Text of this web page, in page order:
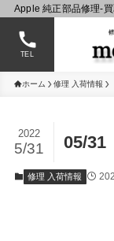
Apple 純正部品修理-
TEL
ホーム 修理 入荷情報
05/31
2022
5/31
修理 入荷情報